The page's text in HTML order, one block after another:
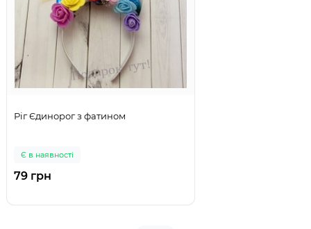
Ріг Єдинорог з фатином
Є в наявності
79 грн